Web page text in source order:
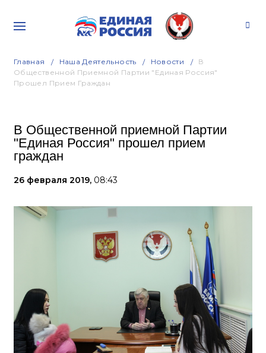
Главная Наша Деятельность Новости
В
Общественной Приемной Партии "Единая Россия"
Прошел Прием Граждан
В Общественной приемной Партии
"Единая Россия" прошел прием
граждан
26 февраля 2019, 08:43